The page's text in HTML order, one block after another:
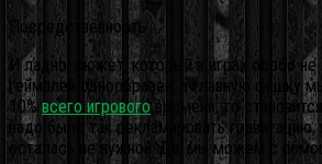
Посредственность
И ладно, сюжет, который в играх особо
геймплей однообразен, а главную фишку
10%всего игровоговремени, то
надо было так рекламировать гравитацию,
осталась не нужной. Да, мы можем с